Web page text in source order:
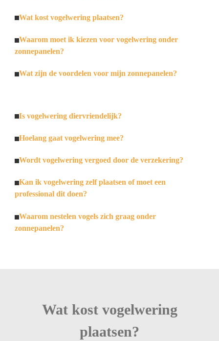
Wat kost vogelwering plaatsen?
Waarom moet ik kiezen voor vogelwering onder
zonnepanelen?
Wat zijn de voordelen voor mijn zonnepanelen?
Is vogelwering diervriendelijk?
Hoelang gaat vogelwering mee?
Wordt vogelwering vergoed door de verzekering?
Kan ik vogelwering zelf plaatsen of moet een
professional dit doen?
Waarom nestelen vogels zich graag onder
zonnepanelen?
Wat kost vogelwering
plaatsen?